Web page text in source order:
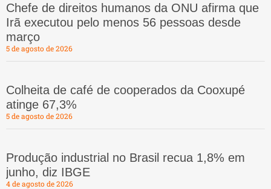
Chefe de direitos humanos da ONU afirma que
Irã executou pelo menos 56 pessoas desde
março
5 de agosto de 2026
Colheita de café de cooperados da Cooxupé
atinge 67,3%
5 de agosto de 2026
Produção industrial no Brasil recua 1,8% em
junho, diz IBGE
4 de agosto de 2026